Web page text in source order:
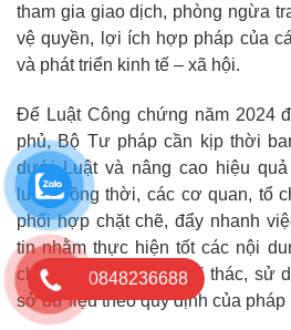
tham gia giao dịch, phòng ngừa
vệ quyền, lợi ích hợp pháp của
và phát triển kinh tế – xã hội.
Để Luật Công chứng năm 2024
phủ, Bộ Tư pháp cần kịp thời
dưới Luật và nâng cao hiệu
luật. Đồng thời, các cơ quan, tổ
phối hợp chặt chẽ, đẩy nhanh
tin nhằm thực hiện tốt các nội
chứng điện tử hay khai thác, sử
sở dữ liệu theo quy định của pháp
0848236688